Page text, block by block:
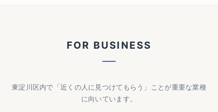
FOR BUSI NE SS
東淀川区内で「近くの人に見つけてもらう」ことが重要な業種
に向いています。